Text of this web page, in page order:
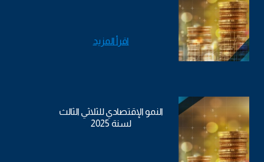
اقرأ المزيد
النمو الإقتصادي للثلاثي الثالث
لسنة 2025